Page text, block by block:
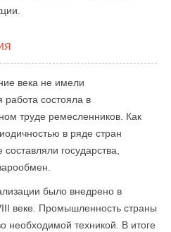
века не имели
состояла в
труде ремесленников. Как
в ряде стран
государства,
было внедрено в
веке. Промышленность страны
необходимой техникой. В итоге